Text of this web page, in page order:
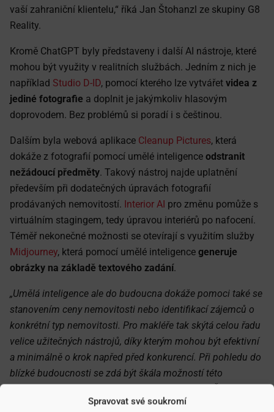
Spravovat své soukromí
vaší zahraniční klientelu,“ říká Jan Štohanzl ze skupiny G8
Reality.
Kromě ChatGPT byly představeny i další AI nástroje, které
mohou být využity v realitních službách. Jedním z nich je
například Studio D-ID, pomocí kterého lze vytvářet videa z
jediné fotografie a doplnit je jakýmkoliv hlasovým
doprovodem. Bez problémů si poradí i s češtinou.
Dalším byla webová aplikace Cleanup Pictures, která
dokáže z fotografií pomocí umělé inteligence odstranit
nežádoucí předměty. Takový nástroj najde uplatnění
především při dodatečných úpravách fotografií
prodávaných nemovitostí. Interior AI pro změnu pomůže s
virtuálním stagingem, tedy úpravou interiérů po nafocení.
Téměř nekonečné možnosti se otevírají s využitím služby
Midjourney, která pomocí umělé inteligence generuje
obrázky na základě textového zadání.
„Umělá inteligence ale do budoucna dokáže pomoci také se
stanovením ceny nemovitosti nebo identifikací zájemců o
konkrétní typ nemovitosti. Pro makléře tak skýtá celou řadu
velice užitečných nástrojů, díky kterým mohou být efektivní
a minimálně o krok napřed před konkurencí. Při pohledu do
blízké budoucnosti se zdá být škála možností této